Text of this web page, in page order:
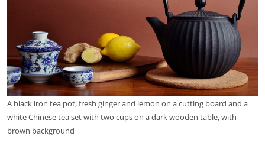
A black iron tea pot, fresh ginger and lemon on a cutting board and a
white Chinese tea set with two cups on a dark wooden table, with
brown background